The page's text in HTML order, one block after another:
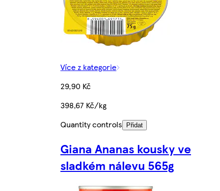
Více z kategorie
29,90 Kč
398,67 Kč/kg
Quantity controls
Přidat
Giana Ananas kousky ve
sladkém nálevu 565g